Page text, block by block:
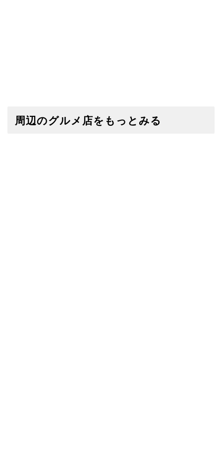
周辺のグルメ店をもっとみる